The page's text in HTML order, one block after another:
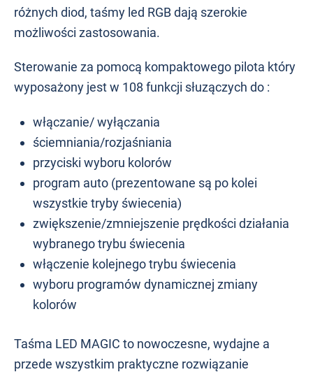
różnych diod, taśmy led RGB dają szerokie
możliwości zastosowania.
Sterowanie za pomocą kompaktowego pilota który
wyposażony jest w 108 funkcji słuzączych do :
włączanie/ wyłączania
ściemniania/rozjaśniania
przyciski wyboru kolorów
program auto (prezentowane są po kolei
wszystkie tryby świecenia)
zwiększenie/zmniejszenie prędkości działania
wybranego trybu świecenia
włączenie kolejnego trybu świecenia
wyboru programów dynamicznej zmiany
kolorów
Taśma LED MAGIC to nowoczesne, wydajne a
przede wszystkim praktyczne rozwiązanie